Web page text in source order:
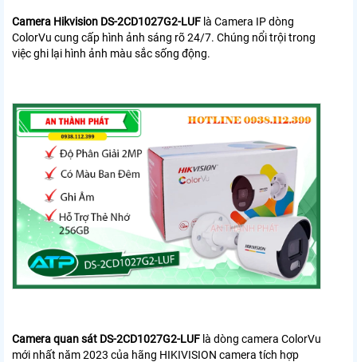
Camera Hikvision DS-2CD1027G2-LUF là Camera IP dòng
ColorVu cung cấp hình ảnh sáng rõ 24/7. Chúng nổi trội trong
việc ghi lại hình ảnh màu sắc sống động.
Camera quan sát DS-2CD1027G2-LUF là dòng camera ColorVu
mới nhất năm 2023 của hãng HIKIVISION camera tích hợp